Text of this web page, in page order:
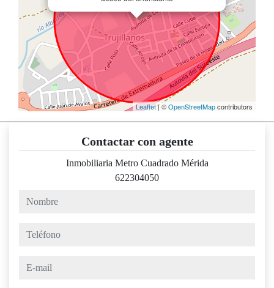
Leaflet| ©OpenStreetMapcontributors
Contactar con agente
Inmobiliaria Metro Cuadrado Mérida
622304050
nombre
teléfono
e-mail